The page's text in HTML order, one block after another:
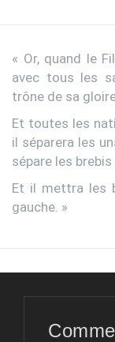
« Or, quand le
avec tous les
trône de sa
Et toutes les
il séparera les
sépare les brebis
Et il mettra les
gauche. »